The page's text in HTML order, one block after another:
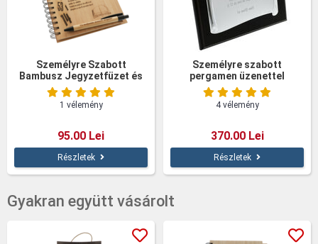
Személyre Szabott
Bambusz Jegyzetfüzet és
Toll Osztályfőnöknek –
Gravírozott Ajándék
1 vélemény
95.00 Lei
Részletek
Személyre szabott
pergamen üzenettel
4 vélemény
370.00 Lei
Részletek
Gyakran együtt vásárolt